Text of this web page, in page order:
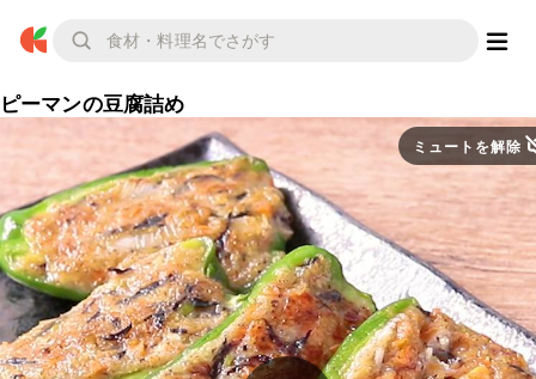
ピーマンの豆腐詰め
ミュートを解除